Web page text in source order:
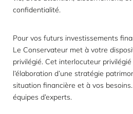
confidentialité.
Pour vos futurs investissements
Le Conservateur met à votre
privilégié. Cet interlocuteur
l’élaboration d’une stratégie
situation financière et à vos
équipes d’experts.